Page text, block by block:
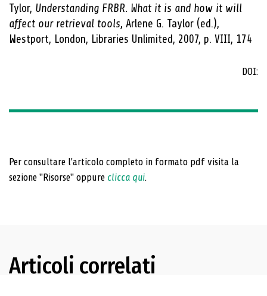
Tylor, Understanding FRBR. What it is and how it will
affect our retrieval tools, Arlene G. Taylor (ed.),
Westport, London, Libraries Unlimited, 2007, p. VIII, 174
DOI:
Per consultare l'articolo completo in formato pdf visita la
sezione "Risorse" oppure clicca qui.
Articoli correlati